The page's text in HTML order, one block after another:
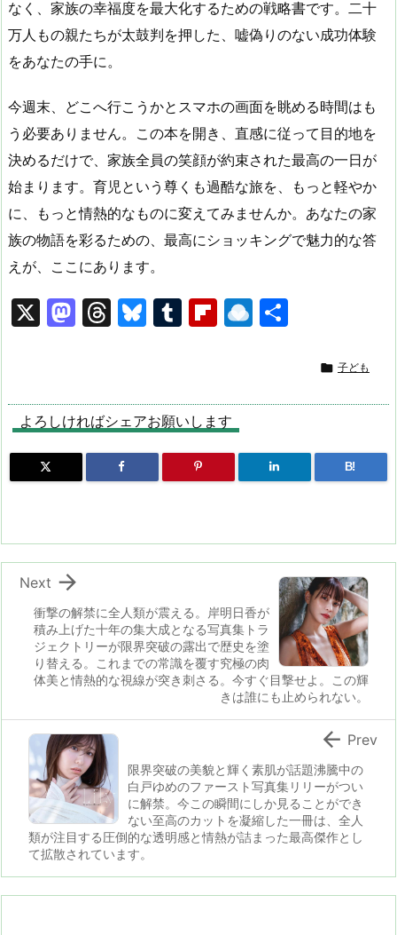
なく、家族の幸福度を最大化するための戦略書です。二十
万人もの親たちが太鼓判を押した、嘘偽りのない成功体験
をあなたの手に。
今週末、どこへ行こうかとスマホの画面を眺める時間はも
う必要ありません。この本を開き、直感に従って目的地を
決めるだけで、家族全員の笑顔が約束された最高の一日が
始まります。育児という尊くも過酷な旅を、もっと軽やか
に、もっと情熱的なものに変えてみませんか。あなたの家
族の物語を彩るための、最高にショッキングで魅力的な答
えが、ここにあります。
X
M
o
d
o
n
T
a
d
s
Bl
s
k
y
T
bl
r
Fl
o
ar
d
R
dr
p.
io
 子ども
よろしければシェアお願いします
B!
衝撃の解禁に全人類が震える。岸明日香が
積み上げた十年の集大成となる写真集トラ
ジェクトリーが限界突破の露出で歴史を塗
り替える。これまでの常識を覆す究極の肉
体美と情熱的な視線が突き刺さる。今すぐ目撃せよ。この輝
きは誰にも止められない。

Next
限界突破の美貌と輝く素肌が話題沸騰中の
白戸ゆめのファースト写真集リリーがつい
に解禁。今この瞬間にしか見ることができ
ない至高のカットを凝縮した一冊は、全人
類が注目する圧倒的な透明感と情熱が詰まった最高傑作とし
て拡散されています。
 Prev